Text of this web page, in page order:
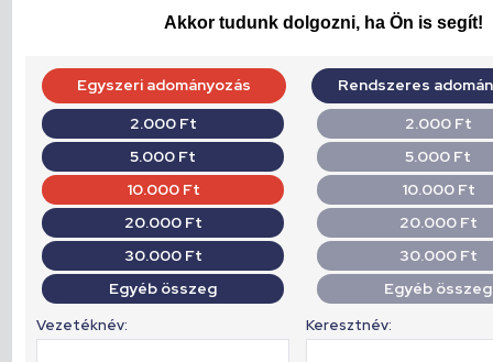
Akkor tudunk dolgozni, ha Ön is segít!